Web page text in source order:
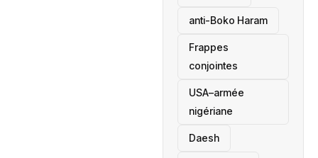
anti-Boko Haram
Frappes
conjointes
USA–armée
nigériane
Daesh